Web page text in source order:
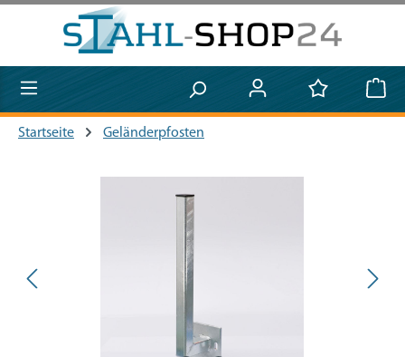
Zum Hauptinhalt springen
Startseite Geländerpfosten